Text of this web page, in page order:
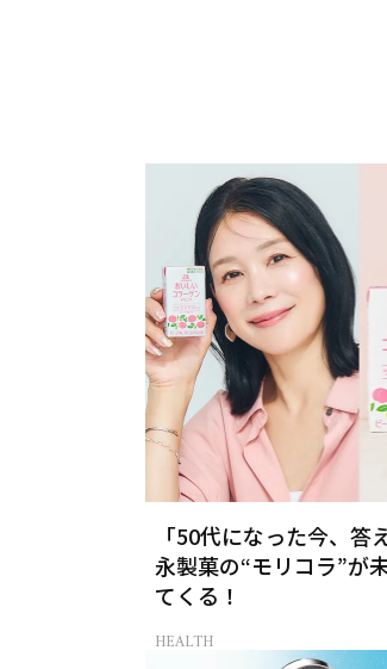
「50代になった今、
永製菓の“モリコラ”が
てくる！
HEALTH